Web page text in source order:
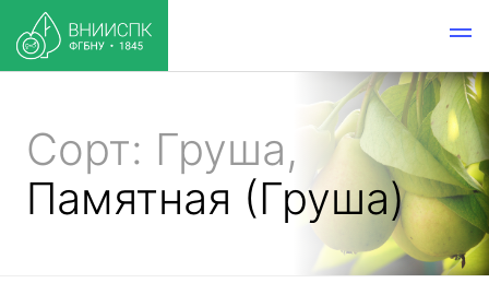
Сорт: Груша,
Памятная (Груша)